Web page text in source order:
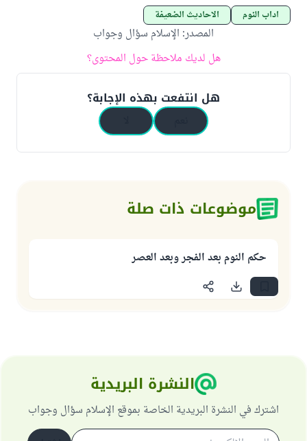
آداب النوم الأحاديث الضعيفة
المصدر: الإسلام سؤال وجواب
هل لديك ملاحظة حول المحتوى؟
هل انتفعت بهذه الإجابة؟
موضوعات ذات صلة
حكم النوم بعد الفجر وبعد العصر
النشرة البريدية
اشترك في النشرة البريدية الخاصة بموقع الإسلام سؤال وجواب